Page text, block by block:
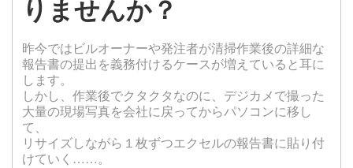
りませんか？
昨今ではビルオーナーや発注者が清掃作業後の詳細な
報告書の提出を義務付けるケースが増えていると耳に
します。
しかし、作業後でクタ クタなのに、デジカメで撮った
大量の現場写真を会社に戻ってからパソコンに移し
て、
リサイズしながら１枚ずつエクセルの報告書に貼り付
けていく……。